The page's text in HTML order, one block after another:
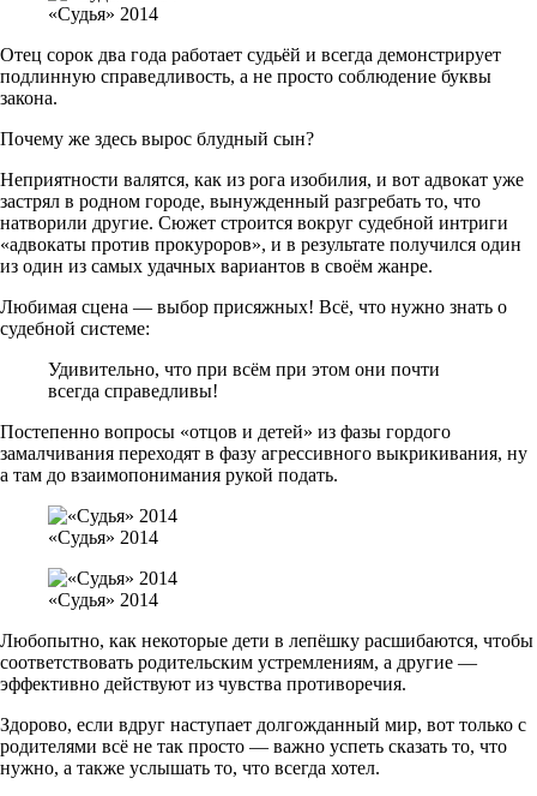
«Судья» 2014
Отец сорок два года работает судьёй и всегда демонстрирует
подлинную справедливость, а не просто соблюдение буквы
закона.
Почему же здесь вырос блудный сын?
Неприятности валятся, как из рога изобилия, и вот адвокат уже
застрял в родном городе, вынужденный разгребать то, что
натворили другие. Сюжет строится вокруг судебной интриги
«адвокаты против прокуроров», и в результате получился один
из один из самых удачных вариантов в своём жанре.
Любимая сцена — выбор присяжных! Всё, что нужно знать о
судебной системе:
Удивительно, что при всём при этом они почти
всегда справедливы!
Постепенно вопросы «отцов и детей» из фазы гордого
замалчивания переходят в фазу агрессивного выкрикивания, ну
а там до взаимопонимания рукой подать.
«Судья» 2014
«Судья» 2014
Любопытно, как некоторые дети в лепёшку расшибаются, чтобы
соответствовать родительским устремлениям, а другие —
эффективно действуют из чувства противоречия.
Здорово, если вдруг наступает долгожданный мир, вот только с
родителями всё не так просто — важно успеть сказать то, что
нужно, а также услышать то, что всегда хотел.